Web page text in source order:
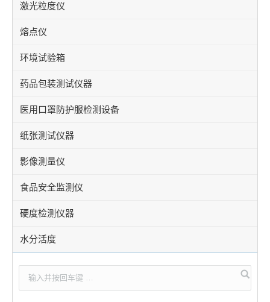
激光粒度仪
熔点仪
环境试验箱
药品包装测试仪器
医用口罩防护服检测设备
纸张测试仪器
影像测量仪
食品安全监测仪
硬度检测仪器
水分活度